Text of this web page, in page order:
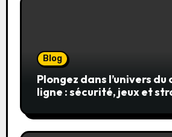
Blog
Plongez dans l’univers du
ligne : sécurité, jeux et